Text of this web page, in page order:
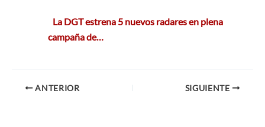
La DGT estrena 5 nuevos radares en plena
campaña de…
ANTERIOR SIGUIENTE